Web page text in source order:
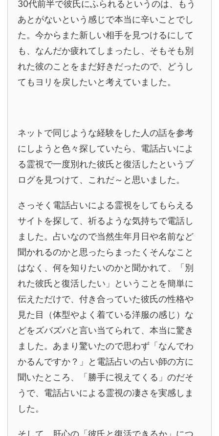
30代前半で彼氏にふられるというのは、もう
あとがないという感じで本当に辛いことでし
た。今からまた新しい相手を見つけるにして
も、なんだか疲れてしまったし、そもそも別
れた彼のことをまだ好きだったので、どうし
てもヨリを戻したいと考えていました。
ネットで同じような経験をした人の話を参考
にしようと色々探していたら、電話占いによ
る霊視で一度別れた彼氏と復活したというブ
ログを見つけて、これだ～と思いました。
さっそく電話占いによる霊視をしてもらえる
サイトを探して、祈るような気持ちで電話し
ました。占いなので当然生年月日や名前など
聞かれるのかと思ったらまったくそんなこと
はなく、何を知りたいのかと聞かれて、「別
れた彼氏と復活したい」ということを簡単に
伝えただけで、付き合っていた彼氏の性格や
見た目（体型やよく着ている洋服の感じ）な
どをズバズバと言い当てられて、本当に驚き
ました。あまり驚いたので思わず「なんでわ
かるんですか？」と電話占いの占い師の方に
聞いたところ、「勝手に視えてくる」のだそ
うで、電話占いによる霊視の凄さを実感しま
した。
そして、肝心の「彼氏と復活できるか」につ